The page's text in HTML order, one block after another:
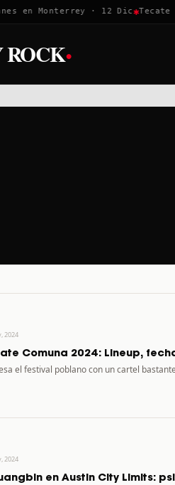
en Monterrey · 12 Dic✱Tecate
·
2024
Comuna 2024: Lineup,
el festival poblano con un cartel
2024
en Austin City Limits: